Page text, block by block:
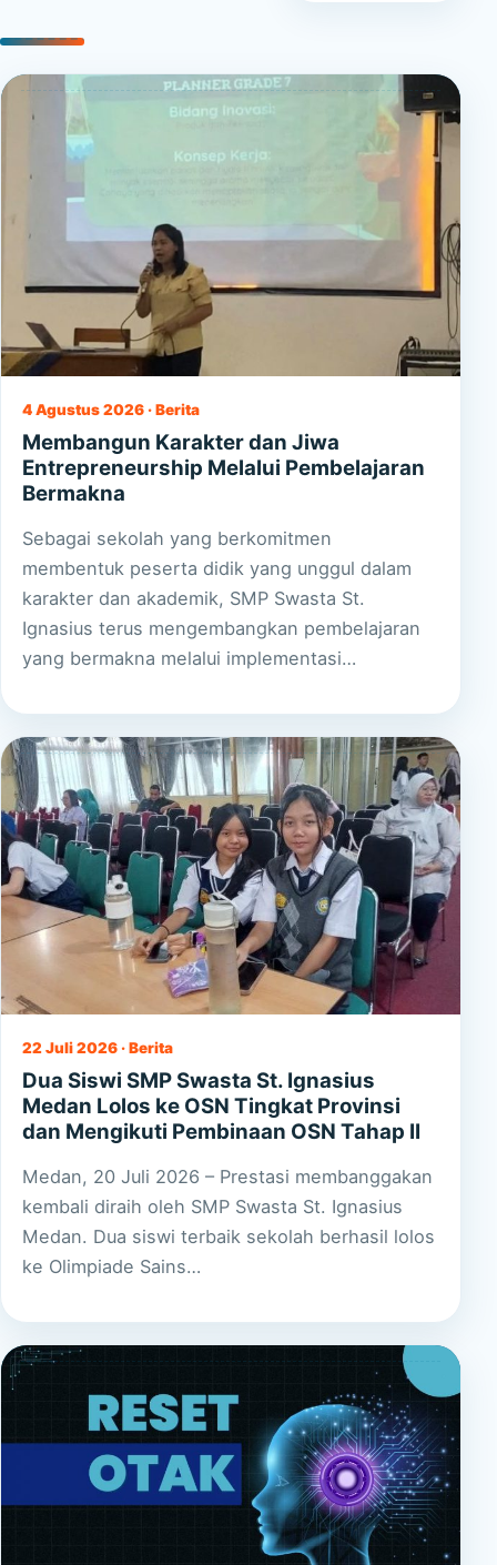
4 Agustus 2026 · Berita
Membangun Karakter dan Jiwa
Entrepreneurship Melalui Pembelajaran
Bermakna
Sebagai sekolah yang berkomitmen
membentuk peserta didik yang unggul dalam
karakter dan akademik, SMP Swasta St.
Ignasius terus mengembangkan pembelajaran
yang bermakna melalui implementasi…
22 Juli 2026 · Berita
Dua Siswi SMP Swasta St. Ignasius
Medan Lolos ke OSN Tingkat Provinsi
dan Mengikuti Pembinaan OSN Tahap II
Medan, 20 Juli 2026 – Prestasi membanggakan
kembali diraih oleh SMP Swasta St. Ignasius
Medan. Dua siswi terbaik sekolah berhasil lolos
ke Olimpiade Sains…